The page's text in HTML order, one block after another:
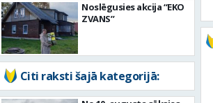
Noslēgusies akcija “EKO
ZVANS”
Citi raksti šajā kategorijā: